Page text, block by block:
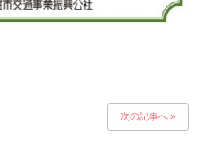
次の記事へ »